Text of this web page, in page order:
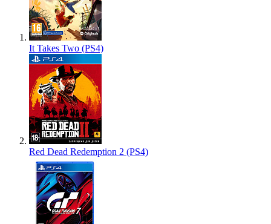
It Takes Two (PS4)
Red Dead Redemption 2 (PS4)